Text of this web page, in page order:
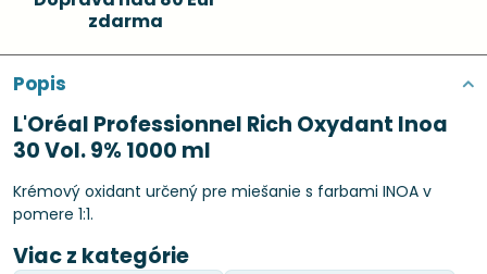
zdarma
Popis
L'Oréal Professionnel Rich Oxydant Inoa
30 Vol. 9% 1000 ml
Krémový oxidant určený pre miešanie s farbami INOA v
pomere 1:1.
Viac z kategórie